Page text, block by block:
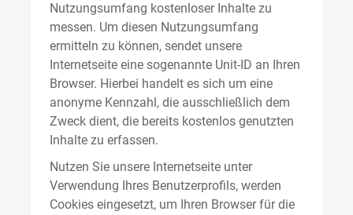
Nutzungsumfang kostenloser Inhalte zu
messen. Um diesen Nutzungsumfang
ermitteln zu können, sendet unsere
Internetseite eine sogenannte Unit-ID an Ihren
Browser. Hierbei handelt es sich um eine
anonyme Kennzahl, die ausschließlich dem
Zweck dient, die bereits kostenlos genutzten
Inhalte zu erfassen.
Nutzen Sie unsere Internetseite unter
Verwendung Ihres Benutzerprofils, werden
Cookies eingesetzt, um Ihren Browser für die